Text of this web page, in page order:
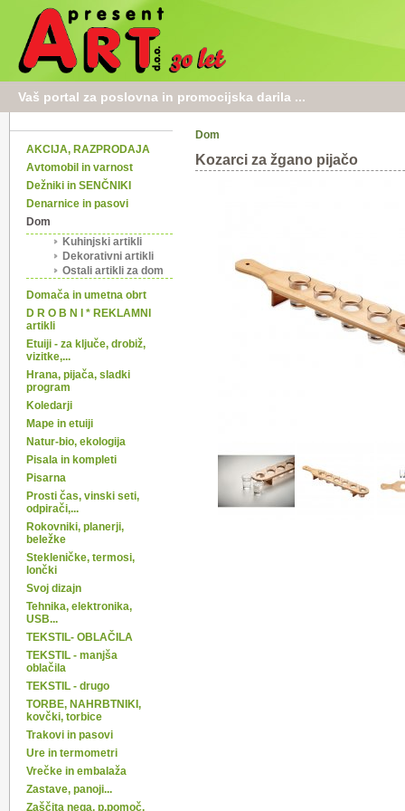
Vaš portal za poslovna in promocijska darila ...
AKCIJA, RAZPRODAJA
Avtomobil in varnost
Dežniki in SENČNIKI
Denarnice in pasovi
Dom
Kuhinjski artikli
Dekorativni artikli
Ostali artikli za dom
Domača in umetna obrt
D R O B N I * REKLAMNI
artikli
Etuiji - za ključe, drobiž,
vizitke,...
Hrana, pijača, sladki
program
Koledarji
Mape in etuiji
Natur-bio, ekologija
Pisala in kompleti
Pisarna
Prosti čas, vinski seti,
odpirači,...
Rokovniki, planerji,
beležke
Stekleničke, termosi,
lončki
Svoj dizajn
Tehnika, elektronika,
USB...
TEKSTIL- OBLAČILA
TEKSTIL - manjša
oblačila
TEKSTIL - drugo
TORBE, NAHRBTNIKI,
kovčki, torbice
Trakovi in pasovi
Ure in termometri
Vrečke in embalaža
Zastave, panoji...
Zaščita nega, p.pomoč,
Dom
Kozarci za žgano pijačo